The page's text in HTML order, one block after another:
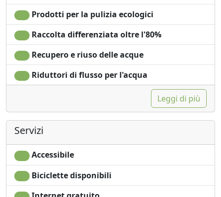
Prodotti per la pulizia ecologici
Raccolta differenziata oltre l'80%
Recupero e riuso delle acque
Riduttori di flusso per l'acqua
Leggi di più
Servizi
Accessibile
Biciclette disponibili